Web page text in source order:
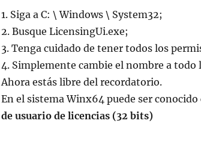
1. Siga a C: \ Windows \ System32;
2. Busque LicensingUi.exe;
3. Tenga cuidado de tener todos los
4. Simplemente cambie el nombre a todo
Ahora estás libre del recordatorio.
En el sistema Winx64 puede ser conocido
de usuario de licencias (32 bits)